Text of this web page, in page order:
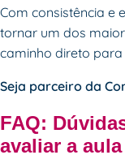
Com consistência e
tornar um dos
caminho direto
Seja parceiro da
FAQ:
avaliar a